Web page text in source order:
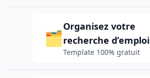
🗂️
Organisez votre
recherche d’emploi
Template 100% gratuit